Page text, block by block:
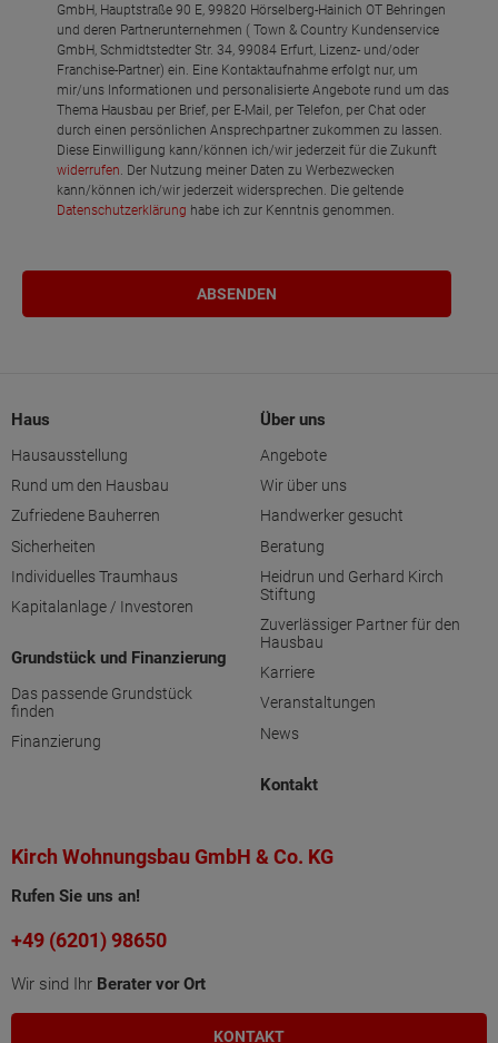
GmbH, Hauptstraße 90 E, 99820 Hörselberg-Hainich OT Behringen
und deren Partnerunternehmen ( Town & Country Kundenservice
GmbH, Schmidtstedter Str. 34, 99084 Erfurt, Lizenz- und/oder
Franchise-Partner) ein. Eine Kontaktaufnahme erfolgt nur, um
mir/uns Informationen und personalisierte Angebote rund um das
Thema Hausbau per Brief, per E-Mail, per Telefon, per Chat oder
durch einen persönlichen Ansprechpartner zukommen zu lassen.
Diese Einwilligung kann/können ich/wir jederzeit für die Zukunft
widerrufen. Der Nutzung meiner Daten zu Werbezwecken
kann/können ich/wir jederzeit widersprechen. Die geltende
Datenschutzerklärung habe ich zur Kenntnis genommen.
Haus
Hausausstellung
Rund um den Hausbau
Zufriedene Bauherren
Sicherheiten
Individuelles Traumhaus
Kapitalanlage / Investoren
Grundstück und Finanzierung
Das passende Grundstück
finden
Finanzierung
Über uns
Angebote
Wir über uns
Handwerker gesucht
Beratung
Heidrun und Gerhard Kirch
Stiftung
Zuverlässiger Partner für den
Hausbau
Karriere
Veranstaltungen
News
Kontakt
Kirch Wohnungsbau GmbH & Co. KG
Rufen Sie uns an!
+49 (6201) 98650
Wir sind Ihr Berater vor Ort
KONTAKT